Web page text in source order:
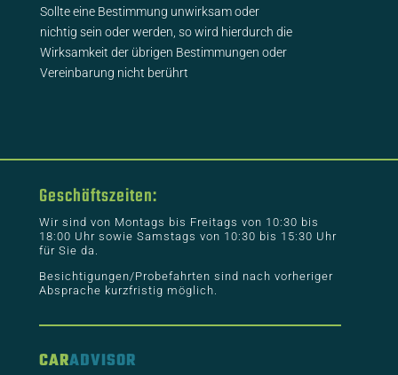
Sollte eine Bestimmung unwirksam oder
nichtig sein oder werden, so wird hierdurch die
Wirksamkeit der übrigen Bestimmungen oder
Vereinbarung nicht berührt
Geschäftszeiten:
Wir sind von Montags bis Freitags von 10:30 bis
18:00 Uhr sowie Samstags von 10:30 bis 15:30 Uhr
für Sie da.
Besichtigungen/Probefahrten sind nach vorheriger
Absprache kurzfristig möglich.
CARADVISOR